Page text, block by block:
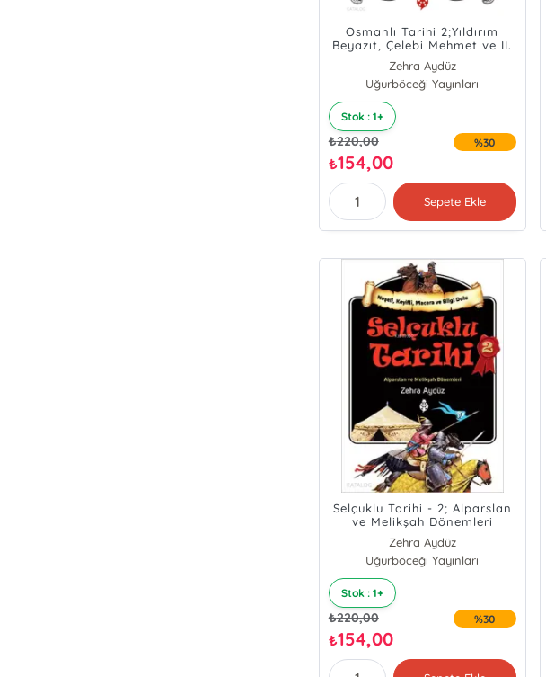
Osmanlı Tarihi 2;Yıldırım
Beyazıt, Çelebi Mehmet ve II.
Murat Dönemleri
Zehra Aydüz
Uğurböceği Yayınları
Stok : 1+
₺220,00
₺154,00
%30
Sepete Ekle
Selçuklu Tarihi - 2; Alparslan
ve Melikşah Dönemleri
Zehra Aydüz
Uğurböceği Yayınları
Stok : 1+
₺220,00
₺154,00
%30